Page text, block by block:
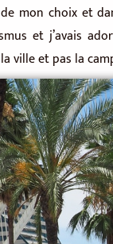
mon choix et
et j’avais
ville et pas la